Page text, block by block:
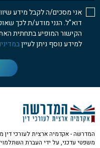
אני מסכים/ה לקבל מידע
דוא"ל. הנני מודע/ת לכך
הקישור המופיע בתחתית
למידע נוסף ניתן לעיין
המדרשה - אקדמיה ארצית לעורכי דין
משפטי עדכני, על ידי העברת